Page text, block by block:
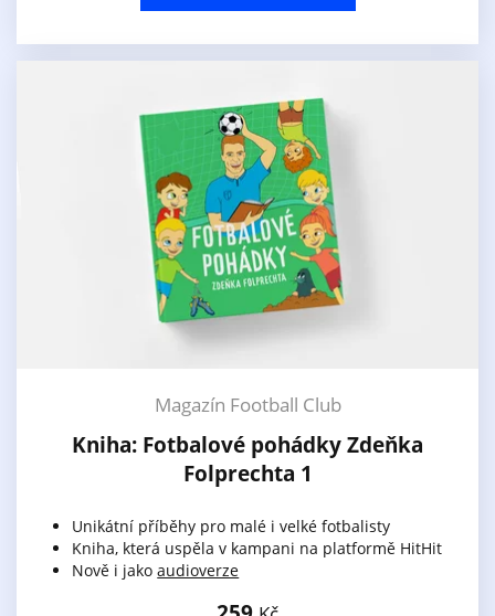
Magazín Football Club
Kniha: Fotbalové pohádky Zdeňka
Folprechta 1
Unikátní příběhy pro malé i velké fotbalisty
Kniha, která uspěla v kampani na platformě HitHit
Nově i jakoaudioverze